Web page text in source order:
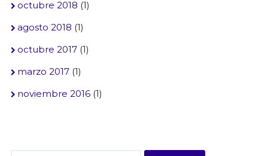
octubre 2018 (1)
agosto 2018 (1)
octubre 2017(1)
marzo 2017(1)
noviembre 2016(1)